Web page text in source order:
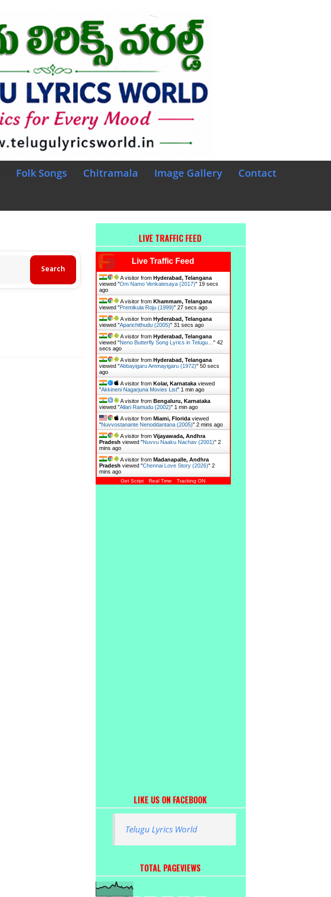
Folk Songs Chitramala Image Gallery
Contact
LIVE TRAFFIC FEED
Live Traffic Feed
A visitor from Hyderabad, Telangana
viewed "Om Namo Venkatesaya (2017)" 20 secs
ago
A visitor from Khammam, Telangana
viewed "Premikula Roju (1999)" 28 secs ago
A visitor from Hyderabad, Telangana
viewed "Aparichithudu (2005)" 32 secs ago
A visitor from Hyderabad, Telangana
viewed "Neno Butterfly Song Lyrics in Telugu… " 43
secs ago
A visitor from Hyderabad, Telangana
viewed "Abbayigaru Ammayigaru (1972)" 51 secs
ago
A visitor from Kolar, Karnatakaviewed
"Akkineni Nagarjuna Movies List" 1 min ago
A visitor from Bengaluru, Karnataka
viewed "Allari Ramudu (2002)" 1 min ago
A visitor from Miami, Floridaviewed
"Nuvvostanante Nenoddantana (2005)" 2 mins ago
A visitor from Vijayawada, Andhra
Pradesh viewed "Nuvvu Naaku Nachav (2001)" 2
mins ago
A visitor from Madanapalle, Andhra
Pradesh viewed "Chennai Love Story (2026)" 2
mins ago
Get Script Real Time Tracking ON
LIKE US ON FACEBOOK
Telugu Lyrics World
TOTAL PAGEVIEWS